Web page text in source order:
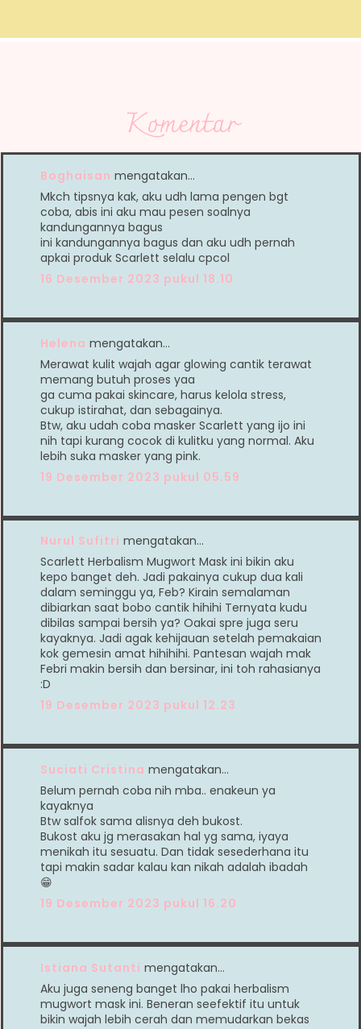
Komentar
Boghaisan mengatakan…
Mkch tipsnya kak, aku udh lama pengen bgt
coba, abis ini aku mau pesen soalnya
kandungannya bagus
ini kandungannya bagus dan aku udh pernah
apkai produk Scarlett selalu cpcol
16 Desember 2023 pukul 18.10
Helena mengatakan…
Merawat kulit wajah agar glowing cantik terawat
memang butuh proses yaa
ga cuma pakai skincare, harus kelola stress,
cukup istirahat, dan sebagainya.
Btw, aku udah coba masker Scarlett yang ijo ini
nih tapi kurang cocok di kulitku yang normal. Aku
lebih suka masker yang pink.
19 Desember 2023 pukul 05.59
Nurul Sufitri mengatakan…
Scarlett Herbalism Mugwort Mask ini bikin aku
kepo banget deh. Jadi pakainya cukup dua kali
dalam seminggu ya, Feb? Kirain semalaman
dibiarkan saat bobo cantik hihihi Ternyata kudu
dibilas sampai bersih ya? Oakai spre juga seru
kayaknya. Jadi agak kehijauan setelah pemakaian
kok gemesin amat hihihihi. Pantesan wajah mak
Febri makin bersih dan bersinar, ini toh rahasianya
:D
19 Desember 2023 pukul 12.23
Suciati Cristina mengatakan…
Belum pernah coba nih mba.. enakeun ya
kayaknya
Btw salfok sama alisnya deh bukost.
Bukost aku jg merasakan hal yg sama, iyaya
menikah itu sesuatu. Dan tidak sesederhana itu
tapi makin sadar kalau kan nikah adalah ibadah
😁
19 Desember 2023 pukul 16.20
Istiana Sutanti mengatakan…
Aku juga seneng banget lho pakai herbalism
mugwort mask ini. Beneran seefektif itu untuk
bikin wajah lebih cerah dan memudarkan bekas